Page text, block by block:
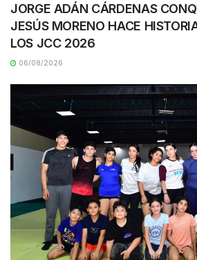
JORGE ADÁN CÁRDENAS
JESÚS MORENO HACE
LOS JCC 2026
06/08/2026